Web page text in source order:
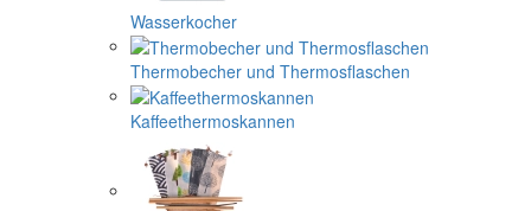
Wasserkocher
Thermobecher und Thermosflaschen
Kaffeethermoskannen